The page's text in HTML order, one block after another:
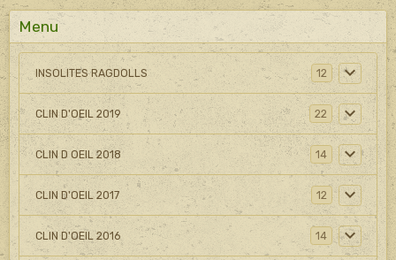
Menu
INSOLITES RAGDOLLS 12
CLIN D'OEIL 2019 22
CLIN D OEIL 2018 14
CLIN D'OEIL 2017 12
CLIN D'OEIL 2016 14